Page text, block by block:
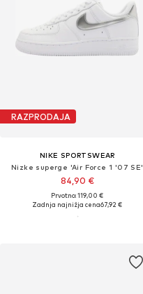
RAZPRODAJA
NIKE SPORTSWEAR
Nizke superge 'Air Force 1 '07 SE'
84,90 €
Prvotno: 119,00 €
Zadnja najnižja cena67,92 €